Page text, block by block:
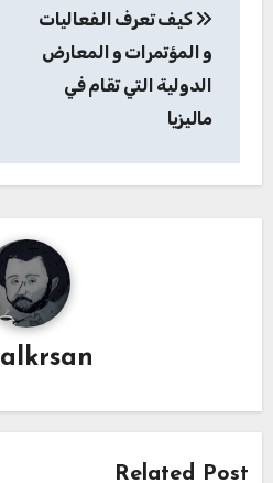
المقالات
كيف تعرف الفعاليات
و المؤتمرات و المعارض
الدولية التي تقام في
ماليزيا
alkrsan
Related Post